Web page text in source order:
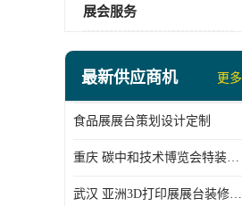
展会服务
最新供应商机 更多
食品展展台策划设计定制
重庆 碳中和技术博览会特装展台搭建供应商
武汉 亚洲3D打印展展台装修定制